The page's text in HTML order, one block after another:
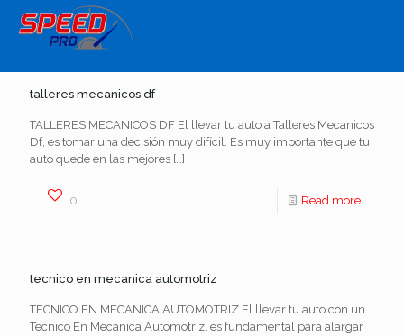
talleres mecanicos df
TALLERES MECANICOS DF El llevar tu auto a Talleres Mecanicos
Df, es tomar una decisión muy difícil. Es muy importante que tu
auto quede en las mejores […]
0 Read more
tecnico en mecanica automotriz
TECNICO EN MECANICA AUTOMOTRIZ El llevar tu auto con un
Tecnico En Mecanica Automotriz, es fundamental para alargar